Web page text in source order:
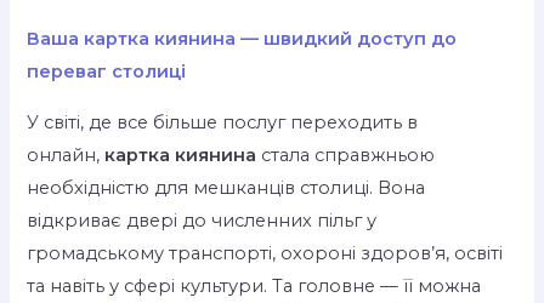
Ваша картка киянина — швидкий доступ до
переваг столиці
У світі, де все більше послуг переходить в
онлайн, картка киянина стала справжньою
необхідністю для мешканців столиці. Вона
відкриває двері до численних пільг у
громадському транспорті, охороні здоров’я, освіті
та навіть у сфері культури. Та головне — її можна